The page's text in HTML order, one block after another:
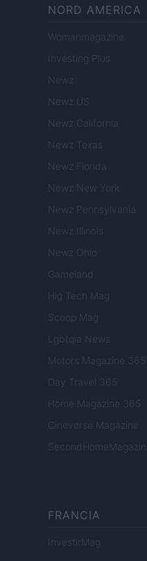
NORD AMERICA
Womanmagazine
Investing Plus
Newz
Newz US
Newz California
Newz Texas
Newz Florida
Newz New York
Newz Pennsylvania
Newz Illinois
Newz Ohio
Gameland
Hig Tech Mag
Scoop Mag
Lgbtqia News
Motors Magazine 365
Day Travel 365
Home Magazine 365
Cineverse Magazine
SecondHomeMagazine
FRANCIA
InvestirMag